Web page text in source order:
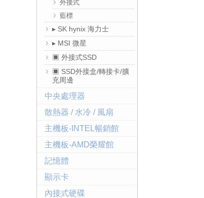
外接式
藍標
▸ SK hynix 海力士
▸ MSI 微星
▣ 外接式SSD
▣ SSD外接盒/轉接卡/擴
充周邊
中央處理器
散熱器 / 水冷 / 風扇
主機板-INTEL暢銷館
主機板-AMD榮耀館
記憶體
顯示卡
內接式硬碟